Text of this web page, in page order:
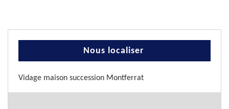
Nous localiser
Vidage maison succession Montferrat